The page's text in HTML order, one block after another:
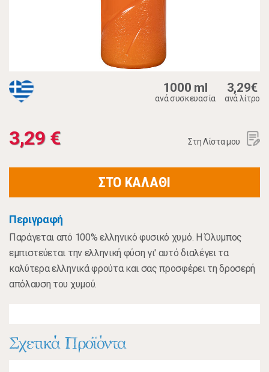
1000 ml
ανά συσκευασία
3,29€
ανά λίτρο
3,29 € Στη Λίστα μου
ΣΤΟ ΚΑΛΑΘΙ
Περιγραφή
Παράγεται από 100% ελληνικό φυσικό χυμό. Η Όλυμπος
εμπιστεύεται την ελληνική φύση γι' αυτό διαλέγει τα
καλύτερα ελληνικά φρούτα και σας προσφέρει τη δροσερή
απόλαυση του χυμού.
Σχετικά Προϊόντα